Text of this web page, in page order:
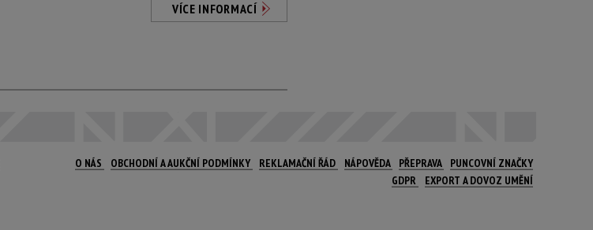
VÍCE INFORMACÍ
O NÁS OBCHODNÍ A AUKČNÍ PODMÍNKY REKLAMAČNÍ ŘÁD NÁPOVĚDA PŘEPRAVA
PUNCOVNÍ ZNAČKY
GDPR
EXPORT A DOVOZ UMĚNÍ